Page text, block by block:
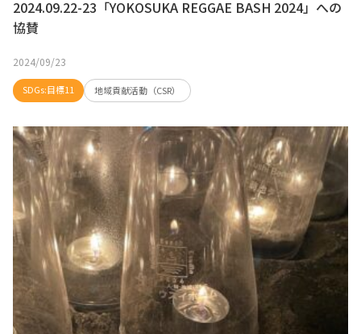
2024.09.22-23「YOKOSUKA REGGAE BASH 2024」への
協賛
2024/09/23
SDGs:目標11 地域貢献活動（CSR）